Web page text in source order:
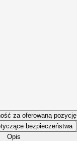
za oferowaną pozycję
bezpieczeństwa
Opis